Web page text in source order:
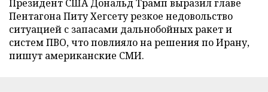
Президент США Дональд Трамп выразил главе
Пентагона Питу Хегсету резкое недовольство
ситуацией с запасами дальнобойных ракет и
систем ПВО, что повлияло на решения по Ирану,
пишут американские СМИ.